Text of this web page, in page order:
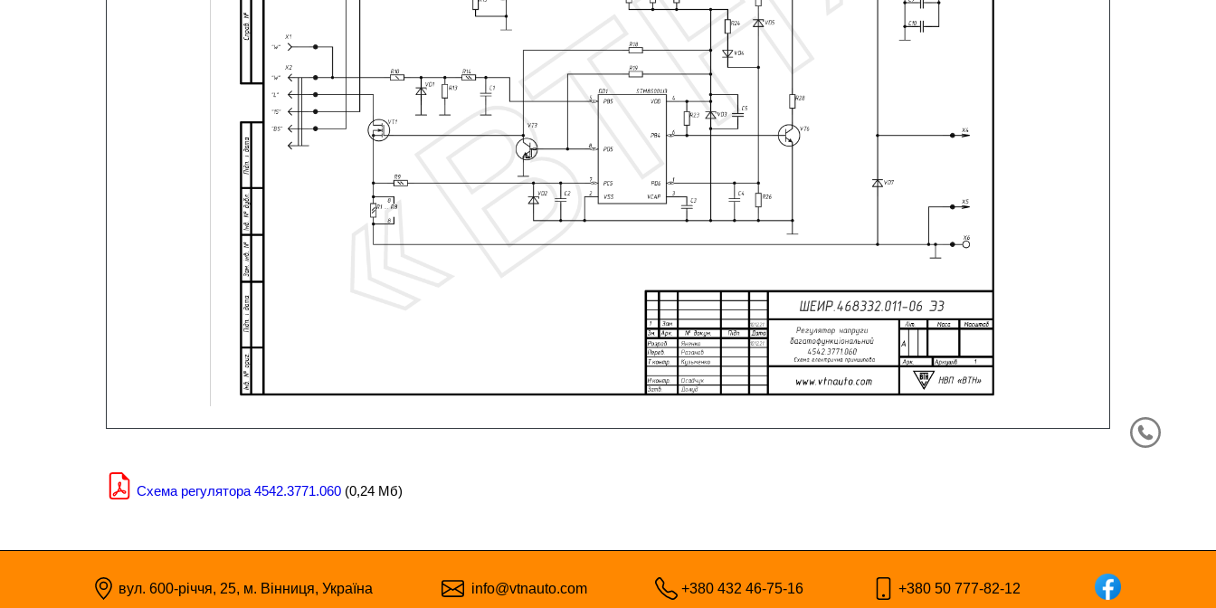
Схема регулятора 4542.3771.060 (0,24 Мб)
вул. 600-річчя, 25, м. Вінниця, Україна info@vtnauto.com +380 432 46-75-16 +380 50 777-82-12